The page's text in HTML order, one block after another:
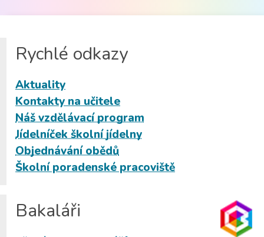
Rychlé odkazy
Aktuality
Kontakty na učitele
Náš vzdělávací program
Jídelníček školní jídelny
Objednávání obědů
Školní poradenské pracoviště
Bakaláři